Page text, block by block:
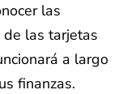
las
las tarjetas
a largo
finanzas.